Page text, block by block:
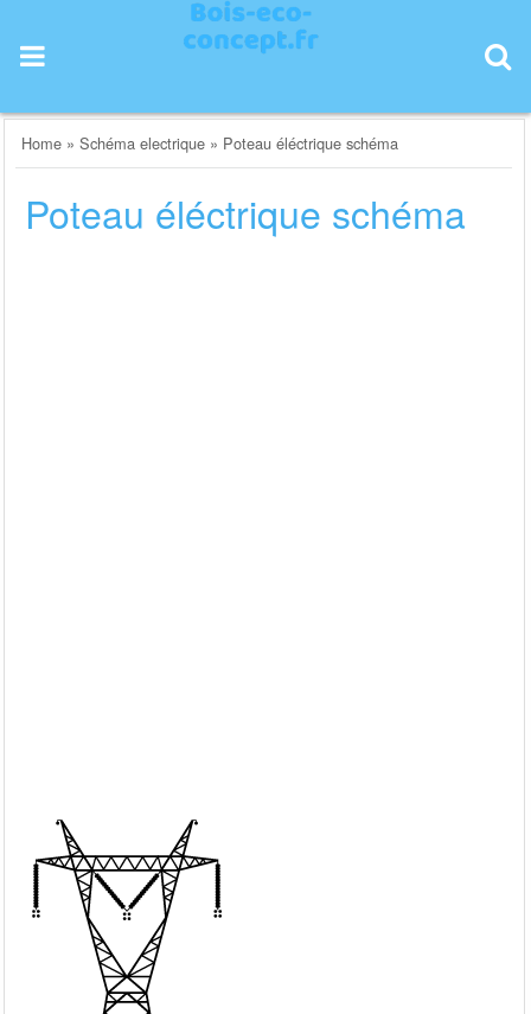
content
Home »Schéma electrique » Poteau éléctrique schéma
Poteau éléctrique schéma